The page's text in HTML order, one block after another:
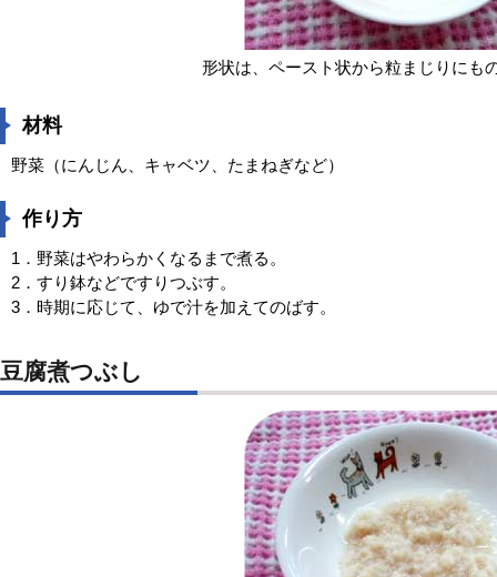
形状は、ペースト状から粒まじりにも
材料
野菜（にんじん、キャベツ、たまねぎなど）
作り方
1．野菜はやわらかくなるまで煮る。
2．すり鉢などですりつぶす。
3．時期に応じて、ゆで汁を加えてのばす。
豆腐煮つぶし